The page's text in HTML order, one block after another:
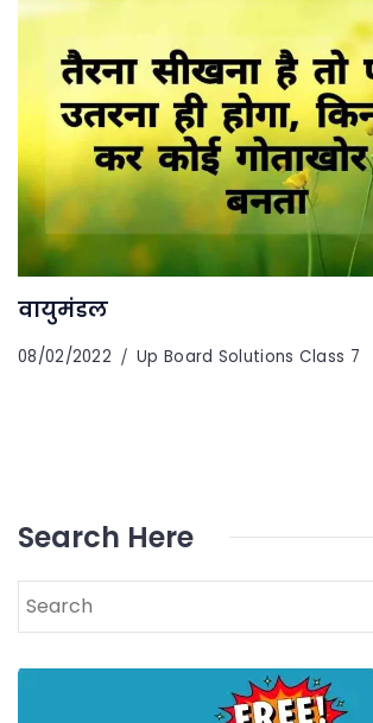
वायुमंडल
08/02/2022 Up Board Solutions Class 7
Search Here
Search
for: